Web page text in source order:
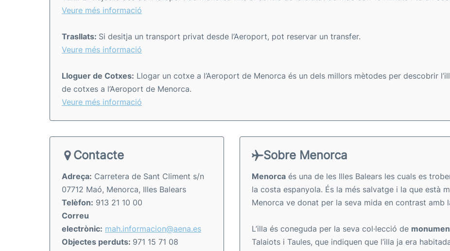
Veure més informació
Trasllats: Si desitja un transport privat desde l’Aeroport, pot reservar un transfer.
Veure més informació
Lloguer de Cotxes: Llogar un cotxe a l’Aeroport de Menorca és un dels millors mètodes per descobrir
de cotxes a l’Aeroport de Menorca.
Veure més informació
Contacte
Adreça: Carretera de Sant Climent s/n
07712 Maó, Menorca, Illes Balears
Telèfon: 913 21 10 00
Correu
electrònic: mah.informacion@aena.es
Objectes perduts: 971 15 71 08
Sobre Menorca
Menorcaés una de les Illes Balears les cuals es
la costa espanyola. És la més salvatge i la que està
Menorca ve donat per la seva mida en contrast amb
L’illa és coneguda per la seva col·lecció de
Talaiots i Taules, que indiquen que l’illa ja era